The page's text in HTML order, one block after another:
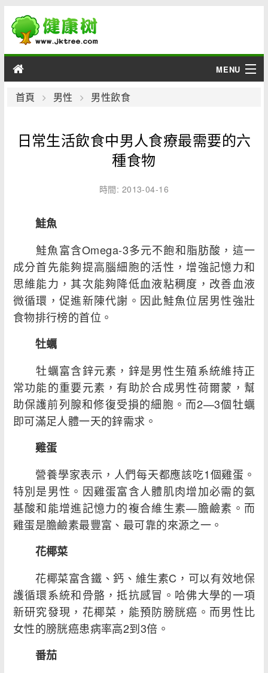
MENU
男性
首頁 男性 男性飲食
日常生活飲食中男人食療最需要的六
種食物
時間: 2013-04-16
鮭魚
鮭魚富含Omega-3多元不飽和脂肪酸，這一
成分首先能夠提高腦細胞的活性，增強記憶力和
思維能力，其次能夠降低血液粘稠度，改善血液
微循環，促進新陳代謝。因此鮭魚位居男性強壯
食物排行榜的首位。
牡蠣
牡蠣富含鋅元素，鋅是男性生殖系統維持正
常功能的重要元素，有助於合成男性荷爾蒙，幫
助保護前列腺和修復受損的細胞。而2—3個牡蠣
即可滿足人體一天的鋅需求。
雞蛋
營養學家表示，人們每天都應該吃1個雞蛋。
特別是男性。因雞蛋富含人體肌肉增加必需的氨
基酸和能增進記憶力的複合維生素—膽鹼素。而
雞蛋是膽鹼素最豐富、最可靠的來源之一。
花椰菜
花椰菜富含鐵、鈣、維生素C，可以有效地保
護循環系統和骨骼，抵抗感冒。哈佛大學的一項
新研究發現，花椰菜，能預防膀胱癌。而男性比
女性的膀胱癌患病率高2到3倍。
番茄